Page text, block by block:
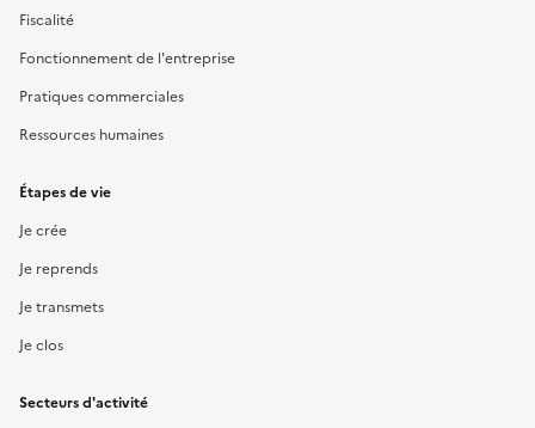
Fiscalité
Fonctionnement de l'entreprise
Pratiques commerciales
Ressources humaines
Étapes de vie
Je crée
Je reprends
Je transmets
Je clos
Secteurs d'activité